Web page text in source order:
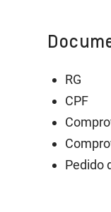
RG
CPF
Pedido